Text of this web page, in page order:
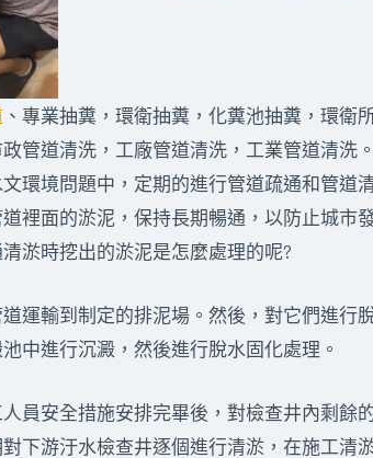
、專業抽糞，環衛抽糞，化糞池抽糞，環衛
管道清洗，工廠管道清洗，工業管道清洗
環境問題中，定期的進行管道疏通和管道
裡面的淤泥，保持長期暢通，以防止城市
淤時挖出的淤泥是怎麼處理的呢?
輸到制定的排泥場。然後，對它們進行
中進行沉澱，然後進行脫水固化處理。
安全措施安排完畢後，對檢查井內剩餘
下游汙水檢查井逐個進行清淤，在施工清